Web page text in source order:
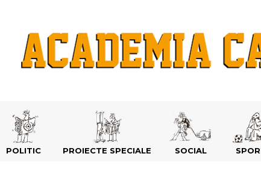
POLITIC PROIECTE SPECIALE SOCIAL